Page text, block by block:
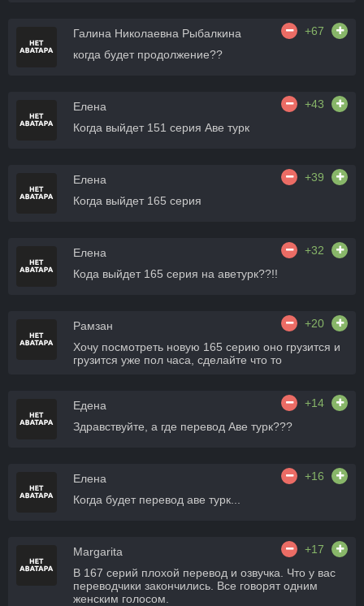
Галина Николаевна Рыбалкина
+67
когда будет продолжение??
Елена
+43
Когда выйдет 151 серия Аве турк
Елена
+39
Когда выйдет 165 серия
Елена
+32
Кода выйдет 165 серия на аветурк??!!
Рамзан
+20
Хочу посмотреть новую 165 серию оно грузится и
грузится уже пол часа, сделайте что то
Едена
+14
Здравствуйте, а где перевод Аве турк???
Елена
+16
Когда будет перевод аве турк...
Margarita
+17
В 167 серий плохой перевод и озвучка. Что у вас
переводчики закончились. Все говорят одним
женским голосом.